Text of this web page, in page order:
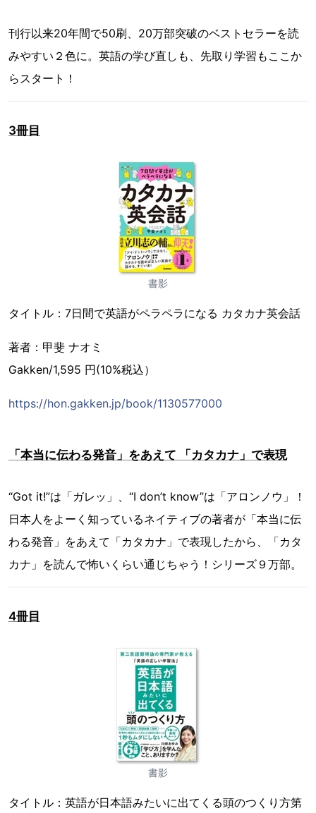
刊行以来20年間で50刷、20万部突破のベストセラーを読
みやすい２色に。英語の学び直しも、先取り学習もここか
らスタート！
3冊目
書影
タイトル：7日間で英語がペラペラになる カタカナ英会話
著者：甲斐 ナオミ
Gakken/1,595 円(10%税込）
https://hon.gakken.jp/book/1130577000
「本当に伝わる発音」をあえて 「カタカナ」で表現
“Got it!”は「ガレッ」、“I don’t know”は「アロンノウ」！
日本人をよーく知っているネイティブの著者が「本当に伝
わる発音」をあえて「カタカナ」で表現したから、「カタ
カナ」を読んで怖いくらい通じちゃう！シリーズ９万部。
4冊目
書影
タイトル：英語が日本語みたいに出てくる頭のつくり方第